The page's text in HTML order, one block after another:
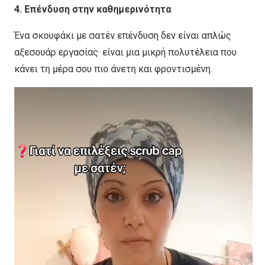
4. Επένδυση στην καθημερινότητα
Ένα σκουφάκι με σατέν επένδυση δεν είναι απλώς
αξεσουάρ εργασίας· είναι μια μικρή πολυτέλεια που
κάνει τη μέρα σου πιο άνετη και φροντισμένη.